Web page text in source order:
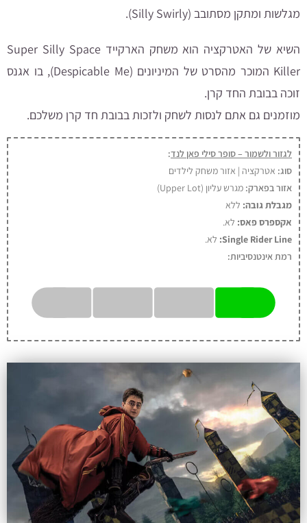
מגלשות ומתקן מסתובב (Silly Swirly).
השיא של האטרקציה הוא משחק הארקייד Super Silly Space
Killer המוכר מהסרט של המיניונים (Despicable Me), בו אגנס
זוכה בבובת החד קרן.
מוזמנים גם אתם לנסות לשחק ולזכות בבובת חד קרן משלכם.
לגזור ולשמור – סופר סילי פאן לנד:
סוג: אטרקציה | אזור משחק לילדים
אזור בפארק: מגרש עליון (Upper Lot)
מגבלת גובה: ללא
אקספרס פאס: לא.
Single Rider Line: לא.
רמת אינטנסיביות: